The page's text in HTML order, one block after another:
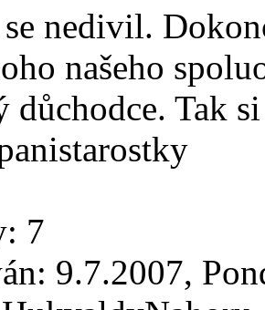
nedivil.
našeho
důchodce. Tak
7
9.7.2007,